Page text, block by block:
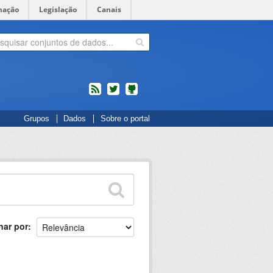
Legislação Canais
feed twitterCódigos
fonte
do
dados.gov.br
Grupos Dados Sobre o portal
por